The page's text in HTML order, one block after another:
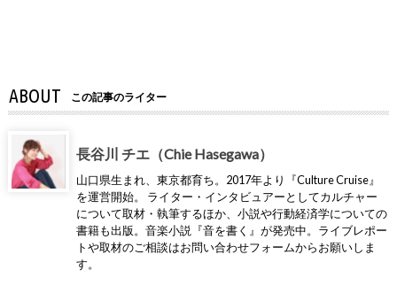
ABOUT この記事のライター
長谷川 チエ（Chie Hasegawa）
山口県生まれ、東京都育ち。2017年より『Culture Cruise』
を運営開始。 ライター・インタビュアーとしてカルチャー
について取材・執筆するほか、小説や行動経済学についての
書籍も出版。音楽小説『音を書く』が発売中。ライブレポー
トや取材のご相談はお問い合わせフォームからお願いしま
す。